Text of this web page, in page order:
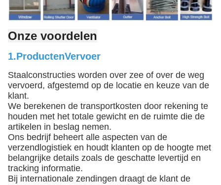
Onze voordelen
1.ProductenVervoer
Staalconstructies worden over zee of over de weg
vervoerd, afgestemd op de locatie en keuze van de
klant.
We berekenen de transportkosten door rekening te
houden met het totale gewicht en de ruimte die de
artikelen in beslag nemen.
Ons bedrijf beheert alle aspecten van de
verzendlogistiek en houdt klanten op de hoogte met
belangrijke details zoals de geschatte levertijd en
tracking informatie.
Bij internationale zendingen draagt de klant de